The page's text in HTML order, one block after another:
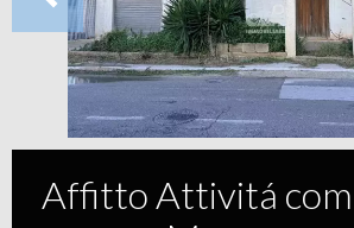
Affitto Attivitá